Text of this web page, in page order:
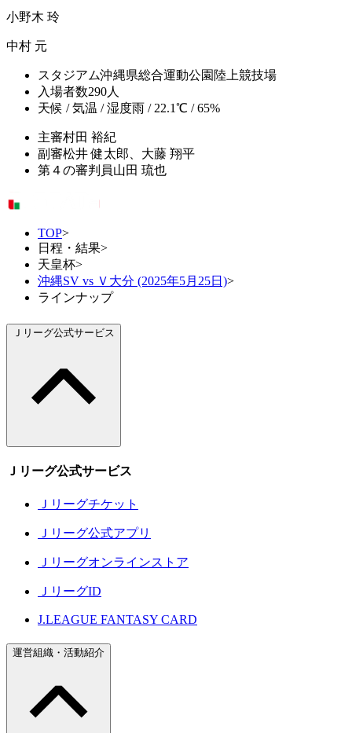
小野木 玲
中村 元
スタジアム沖縄県総合運動公園陸上競技場
入場者数290人
天候 / 気温 / 湿度雨 / 22.1℃ / 65%
主審村田 裕紀
副審松井 健太郎、大藤 翔平
第４の審判員山田 琉也
TOP>
日程・結果>
天皇杯>
沖縄SV vs Ｖ大分 (2025年5月25日)>
ラインナップ
Ｊリーグ公式サービス
Ｊリーグ公式サービス
Ｊリーグチケット
Ｊリーグ公式アプリ
Ｊリーグオンラインストア
ＪリーグID
J.LEAGUE FANTASY CARD
運営組織・活動紹介